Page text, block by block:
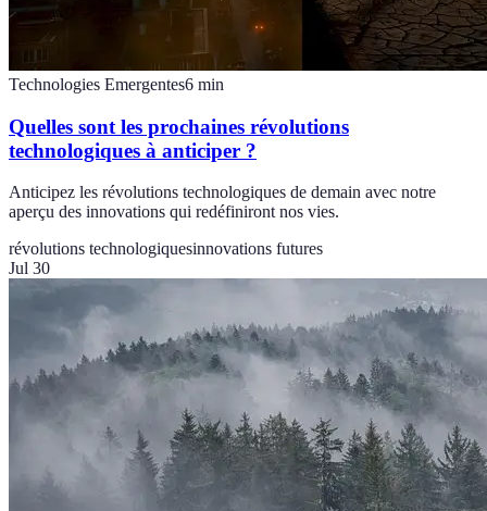
Technologies Emergentes6 min
Quelles sont les prochaines révolutions
technologiques à anticiper ?
Anticipez les révolutions technologiques de demain avec notre
aperçu des innovations qui redéfiniront nos vies.
révolutions technologiquesinnovations futures
Jul 30